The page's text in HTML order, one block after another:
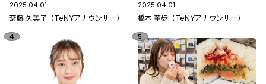
2025.04.01
斎藤 久美子（TeNYアナウンサー）
2025.04.01
橋本 華歩（TeNYアナウンサー）